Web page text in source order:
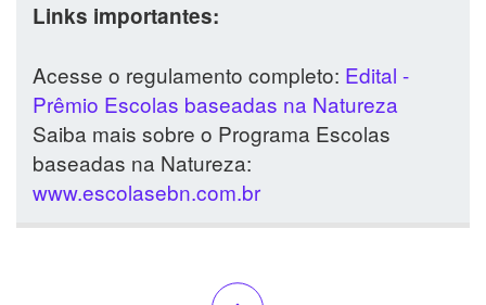
Links importantes:
Acesse o regulamento completo: Edital -
Prêmio Escolas baseadas na Natureza
Saiba mais sobre o Programa Escolas
baseadas na Natureza:
www.escolasebn.com.br